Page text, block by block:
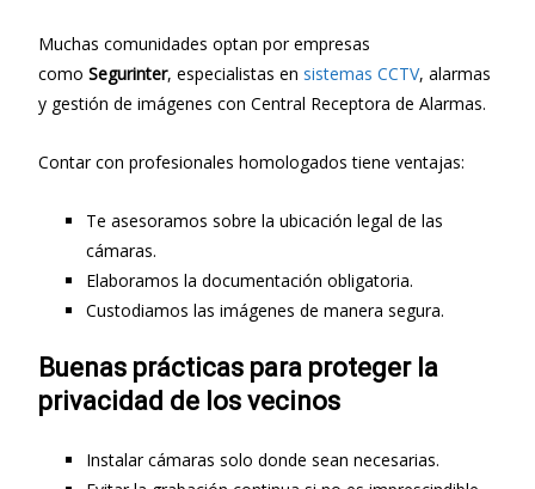
Muchas comunidades optan por empresas
como Segurinter, especialistas en sistemas CCTV, alarmas
y gestión de imágenes con Central Receptora de Alarmas.
Contar con profesionales homologados tiene ventajas:
Te asesoramos sobre la ubicación legal de las
cámaras.
Elaboramos la documentación obligatoria.
Custodiamos las imágenes de manera segura.
Buenas prácticas para proteger la
privacidad de los vecinos
Instalar cámaras solo donde sean necesarias.